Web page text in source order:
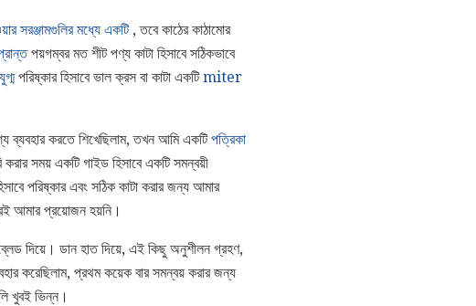
সরঞ্জামগুলির মধ্যে একটি, তবে কাঠের কাঠামোর
পয়গম্বর মত শীট পণ্য কাটা হিসাবে সঠিকভাবে
পরিষ্কার হিসাবে ভাল ক্রস বা কাটা একটিmiter
ব্যবহার করতে শিখেছিলাম, তখন আমি একটিপত্রিকা
করার সময় একটি গাইড হিসাবে একটি সমন্বয়ী
পরিষ্কার এবং সঠিক কাটা করার জন্য আমার
আমার প্রয়োজন হয়নি।
দিয়ে। ডান হাত দিয়ে, এই কিছু অনুশীলন গ্রহণ,
করেছিলাম, প্রথম কয়েক বার সমন্বয় করার জন্য
খুবই ভিন্ন।